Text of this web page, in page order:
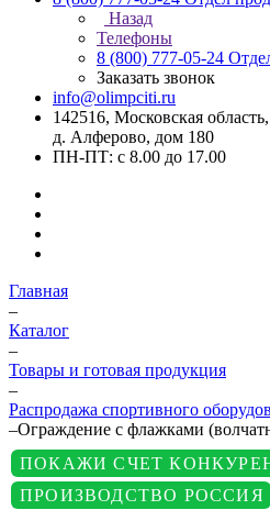
Назад
Телефоны
8 (800) 777-05-24
Заказать звонок
info@olimpciti.ru
142516, Московская
д. Алферово, дом 180
ПН-ПТ: с 8.00 до 17.00
Главная
–
Каталог
–
Товары и готовая продукция
–
Распродажа спортивного
–Ограждение с флажками
ПРОИЗВОДСТВО РОССИЯ